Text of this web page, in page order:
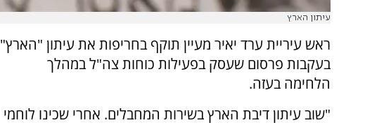
עיתון הארץ
ראש עיריית ערד יאיר מעיין תוקף בחריפות את עיתון "הארץ"
בעקבות פרסום שעסק בפעילות כוחות צה"ל במהלך
הלחימה בעזה.
"שוב עיתון דיבת הארץ בשירות המחבלים. אחרי שכינו לוחמי